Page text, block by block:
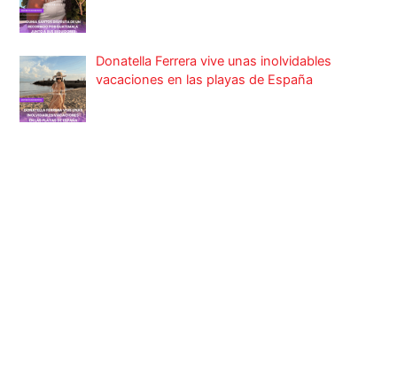
Donatella Ferrera vive unas inolvidables
vacaciones en las playas de España